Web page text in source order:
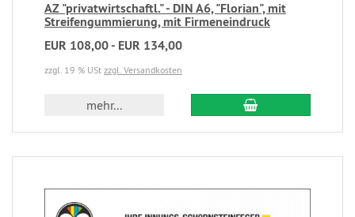
AZ "privatwirtschaftl." - DIN A6, "Florian", mit
Streifengummierung, mit Firmeneindruck
EUR 108,00 - EUR 134,00
zzgl. 19 % USt zzgl. Versandkosten
mehr...